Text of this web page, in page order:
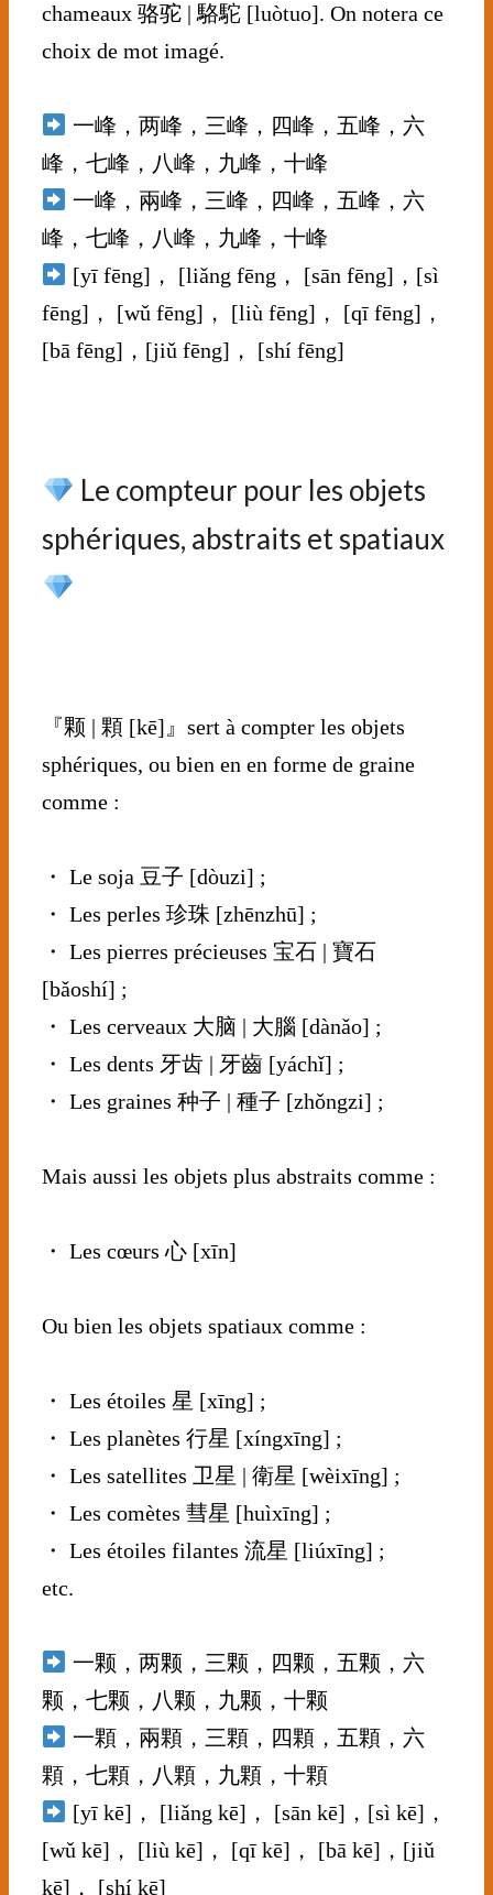
chameaux 骆驼 | 駱駝 [luòtuo]. On notera ce
choix de mot imagé.
一峰，两峰，三峰，四峰，五峰，六
峰，七峰，八峰，九峰，十峰
一峰，兩峰，三峰，四峰，五峰，六
峰，七峰，八峰，九峰，十峰
[yī fēng]， [liǎng fēng， [sān fēng]，[sì
fēng]， [wǔ fēng]， [liù fēng]， [qī fēng]，
[bā fēng]，[jiǔ fēng]， [shí fēng]
Le compteur pour les objets
sphériques, abstraits et spatiaux
『颗 | 顆 [kē]』sert à compter les objets
sphériques, ou bien en en forme de graine
comme :
・ Le soja 豆子 [dòuzi] ;
・ Les perles 珍珠 [zhēnzhū] ;
・ Les pierres précieuses 宝石 | 寶石
[bǎoshí] ;
・ Les cerveaux 大脑 | 大腦 [dànǎo] ;
・ Les dents 牙齿 | 牙齒 [yáchǐ] ;
・ Les graines 种子 | 種子 [zhǒngzi] ;
Mais aussi les objets plus abstraits comme :
・ Les cœurs 心 [xīn]
Ou bien les objets spatiaux comme :
・ Les étoiles 星 [xīng] ;
・ Les planètes 行星 [xíngxīng] ;
・ Les satellites 卫星 | 衛星 [wèixīng] ;
・ Les comètes 彗星 [huìxīng] ;
・ Les étoiles filantes 流星 [liúxīng] ;
etc.
一颗，两颗，三颗，四颗，五颗，六
颗，七颗，八颗，九颗，十颗
一顆，兩顆，三顆，四顆，五顆，六
顆，七顆，八顆，九顆，十顆
[yī kē]， [liǎng kē]， [sān kē]，[sì kē]，
[wǔ kē]， [liù kē]， [qī kē]， [bā kē]，[jiǔ
kē]， [shí kē]